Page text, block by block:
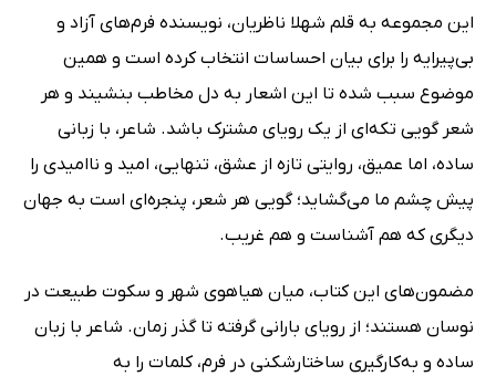
این مجموعه به قلم شهلا ناظریان، نویسنده فرم‌های آزاد و
بی‌پیرایه را برای بیان احساسات انتخاب کرده است و همین
موضوع سبب شده تا این اشعار به دل مخاطب بنشیند و هر
شعر گویی تکه‌ای از یک رویای مشترک باشد. شاعر، با زبانی
ساده، اما عمیق، روایتی تازه از عشق، تنهایی، امید و ناامیدی را
پیش چشم ما می‌گشاید؛ گویی هر شعر، پنجره‌ای است به جهان
دیگری که هم آشناست و هم غریب.
مضمون‌های این کتاب، میان هیاهوی شهر و سکوت طبیعت در
نوسان‌ هستند؛ از رویای بارانی گرفته تا گذر زمان. شاعر با زبان
ساده و به‌کارگیری ساختارشکنی در فرم، کلمات را به